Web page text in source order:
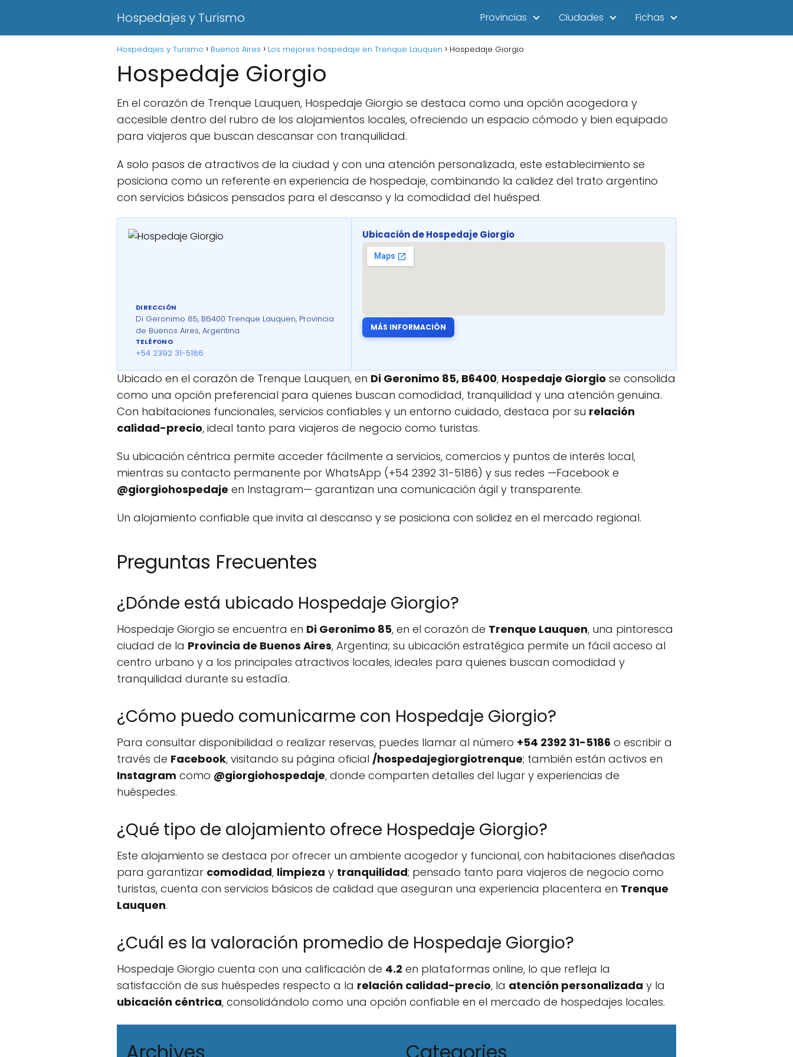
Hospedajes y Turismo Provincias Ciudades Fichas
Hospedajes y Turismo Buenos Aires Los mejores hospedaje en Trenque Lauquen Hospedaje Giorgio
Hospedaje Giorgio
En el corazón de Trenque Lauquen, Hospedaje Giorgio se destaca como una opción acogedora y
accesible dentro del rubro de los alojamientos locales, ofreciendo un espacio cómodo y bien equipado
para viajeros que buscan descansar con tranquilidad.
A solo pasos de atractivos de la ciudad y con una atención personalizada, este establecimiento se
posiciona como un referente en experiencia de hospedaje, combinando la calidez del trato argentino
con servicios básicos pensados para el descanso y la comodidad del huésped.
DIRECCIÓN
Di Geronimo 85, B6400 Trenque Lauquen, Provincia
de Buenos Aires, Argentina
TELÉFONO
+54 2392 31-5186
Ubicación de Hospedaje Giorgio
MÁS INFORMACIÓN
Ubicado en el corazón de Trenque Lauquen, en Di Geronimo 85, B6400, Hospedaje Giorgio se consolida
como una opción preferencial para quienes buscan comodidad, tranquilidad y una atención genuina.
Con habitaciones funcionales, servicios confiables y un entorno cuidado, destaca por su relación
calidad-precio, ideal tanto para viajeros de negocio como turistas.
Su ubicación céntrica permite acceder fácilmente a servicios, comercios y puntos de interés local,
mientras su contacto permanente por WhatsApp (+54 2392 31-5186) y sus redes —Facebook e
@giorgiohospedaje en Instagram— garantizan una comunicación ágil y transparente.
Un alojamiento confiable que invita al descanso y se posiciona con solidez en el mercado regional.
Preguntas Frecuentes
¿Dónde está ubicado Hospedaje Giorgio?
Hospedaje Giorgio se encuentra en Di Geronimo 85, en el corazón de Trenque Lauquen, una pintoresca
ciudad de la Provincia de Buenos Aires, Argentina; su ubicación estratégica permite un fácil acceso al
centro urbano y a los principales atractivos locales, ideales para quienes buscan comodidad y
tranquilidad durante su estadía.
¿Cómo puedo comunicarme con Hospedaje Giorgio?
Para consultar disponibilidad o realizar reservas, puedes llamar al número +54 2392 31-5186 o escribir a
través de Facebook, visitando su página oficial /hospedajegiorgiotrenque; también están activos en
Instagram como @giorgiohospedaje, donde comparten detalles del lugar y experiencias de
huéspedes.
¿Qué tipo de alojamiento ofrece Hospedaje Giorgio?
Este alojamiento se destaca por ofrecer un ambiente acogedor y funcional, con habitaciones diseñadas
para garantizar comodidad, limpieza y tranquilidad; pensado tanto para viajeros de negocio como
turistas, cuenta con servicios básicos de calidad que aseguran una experiencia placentera en Trenque
Lauquen.
¿Cuál es la valoración promedio de Hospedaje Giorgio?
Hospedaje Giorgio cuenta con una calificación de 4.2 en plataformas online, lo que refleja la
satisfacción de sus huéspedes respecto a la relación calidad-precio, la atención personalizada y la
ubicación céntrica, consolidándolo como una opción confiable en el mercado de hospedajes locales.